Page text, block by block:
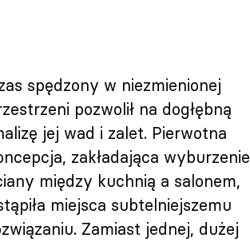
spędzony w niezmienionej
pozwolił na dogłębną
jej wad i zalet. Pierwotna
zakładająca wyburzenie
między kuchnią a salonem,
miejsca subtelniejszemu
Zamiast jednej, dużej